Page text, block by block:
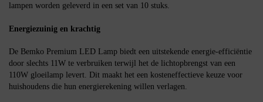
lampen worden geleverd in een set van 10 stuks.
Energiezuinig en krachtig
De Bemko Premium LED Lamp biedt een uitstekende energie-efficiëntie
door slechts 11W te verbruiken terwijl het de lichtopbrengst van een
110W gloeilamp levert. Dit maakt het een kosteneffectieve keuze voor
huishoudens die hun energierekening willen verlagen.